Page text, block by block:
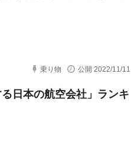
乗り物 公開 2022/11/11
日本の航空会社」ランキ